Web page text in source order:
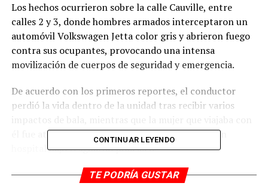
Los hechos ocurrieron sobre la calle Cauville, entre
calles 2 y 3, donde hombres armados interceptaron un
automóvil Volkswagen Jetta color gris y abrieron fuego
contra sus ocupantes, provocando una intensa
movilización de cuerpos de seguridad y emergencia.
De acuerdo con los primeros reportes, el conductor
perdió la vida dentro de la unidad tras recibir varios
él fue atendida por paramédicos y trasladada a un
hospital bajo resguardo policiaco.
Tras el reporte de detonaciones al número de
CONTINUAR LEYENDO
TE PODRÍA GUSTAR